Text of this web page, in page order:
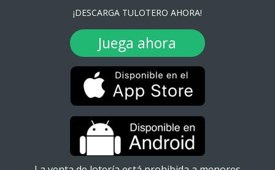
¡DESCARGA TULOTERO AHORA!
Juega ahora